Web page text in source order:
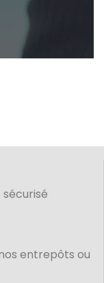
sécurisé
entrepôts ou